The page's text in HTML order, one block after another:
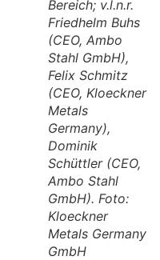
Bereich; v.l.n.r.
Friedhelm Buhs
(CEO, Ambo
Stahl GmbH),
Felix Schmitz
(CEO, Kloeckner
Metals
Germany),
Dominik
Schüttler (CEO,
Ambo Stahl
GmbH). Foto:
Kloeckner
Metals Germany
GmbH